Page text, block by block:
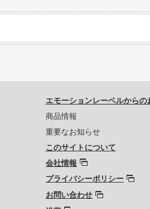
エモーションレーベルからの
商品情報
重要なお知らせ
このサイトについて
会社情報
プライバシーポリシー
お問い合わせ